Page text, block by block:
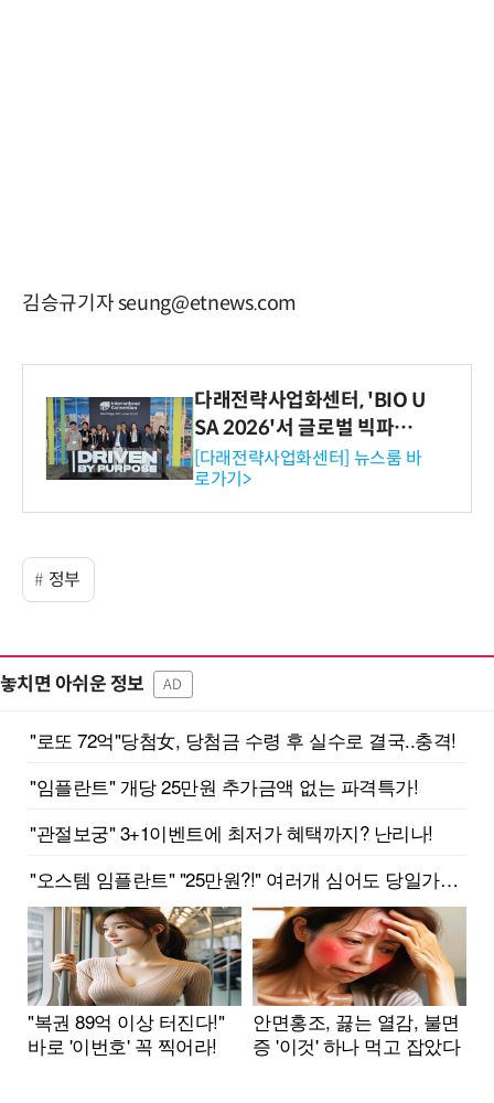
김승규기자 seung@etnews.com
다래전략사업화센터, 'BIO U
SA 2026'서 글로벌 빅파마
와의 비즈니스 미팅 지원…K
-바이오 해외 진출 교두보 확
보
[다래전략사업화센터] 뉴스룸 바
로가기>
정부
놓치면 아쉬운 정보 AD